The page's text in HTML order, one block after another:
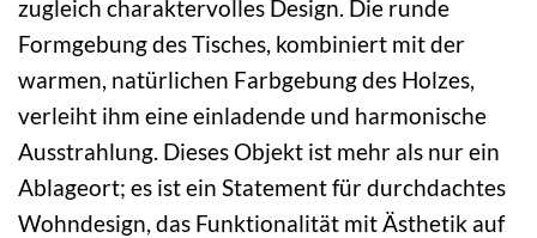
zugleich charaktervolles Design. Die runde
Formgebung des Tisches, kombiniert mit der
warmen, natürlichen Farbgebung des Holzes,
verleiht ihm eine einladende und harmonische
Ausstrahlung. Dieses Objekt ist mehr als nur ein
Ablageort; es ist ein Statement für durchdachtes
Wohndesign, das Funktionalität mit Ästhetik auf